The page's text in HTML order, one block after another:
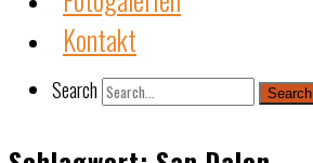
Kontakt
Search Search